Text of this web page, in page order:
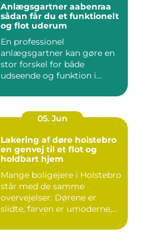
Anlægsgartner aabenraa
sådan får du et funktionelt
og flot uderum
En professionel
anlægsgartner kan gøre en
stor forskel for både
udseende og funktion i
05. Jun
Lakering af døre holstebro
en genvej til et flot og
holdbart hjem
Mange boligejere i Holstebro
står med de samme
overvejelser: Dørene er
slidte, farven er umoderne,